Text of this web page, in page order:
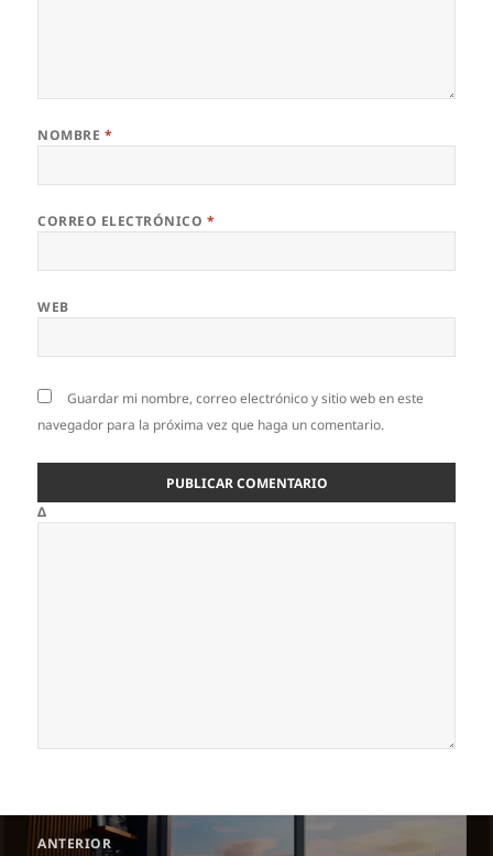
NOMBRE *
CORREO ELECTRÓNICO *
WEB
Guardar mi nombre, correo electrónico y sitio web en este
navegador para la próxima vez que haga un comentario.
Δ
Navegación
ANTERIOR